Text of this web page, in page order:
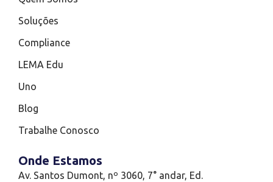
Soluções
Compliance
LEMA Edu
Uno
Blog
Trabalhe Conosco
Onde Estamos
Av. Santos Dumont, nº 3060, 7° andar, Ed.